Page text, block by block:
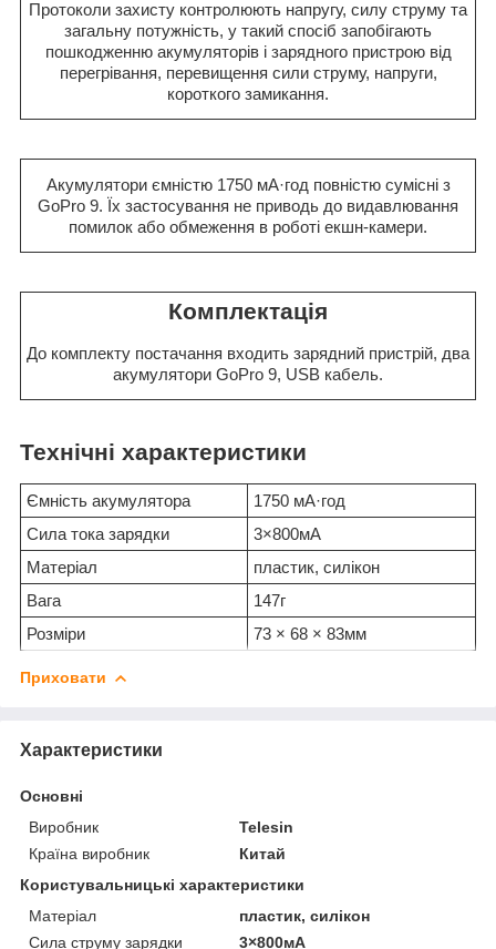
Протоколи захисту контролюють напругу, силу струму та
загальну потужність, у такий спосіб запобігають
пошкодженню акумуляторів і зарядного пристрою від
перегрівання, перевищення сили струму, напруги,
короткого замикання.
Акумулятори ємністю 1750 мА·год повністю сумісні з
GoPro 9. Їх застосування не приводь до видавлювання
помилок або обмеження в роботі екшн-камери.
Комплектація
До комплекту постачання входить зарядний пристрій, два
акумулятори GoPro 9, USB кабель.
Технічні характеристики
Ємність акумулятора
1750 мА·год
Сила тока зарядки
3×800мА
Матеріал
пластик, силікон
Вага
147г
Розміри
73 × 68 × 83мм
Приховати
Характеристики
Основні
Виробник
Telesin
Країна виробник
Китай
Користувальницькі характеристики
Матеріал
пластик, силікон
Сила струму зарядки
3×800мА